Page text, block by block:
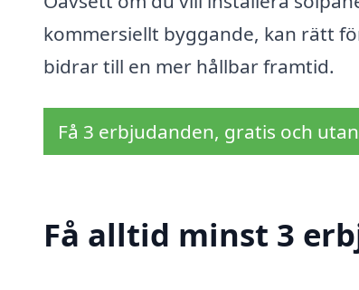
kommersiellt byggande, kan rätt
bidrar till en mer hållbar framtid.
Få 3 erbjudanden, gratis och
Få alltid minst 3